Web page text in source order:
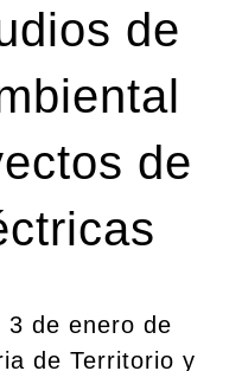
de
de
3 de enero de
de Territorio y